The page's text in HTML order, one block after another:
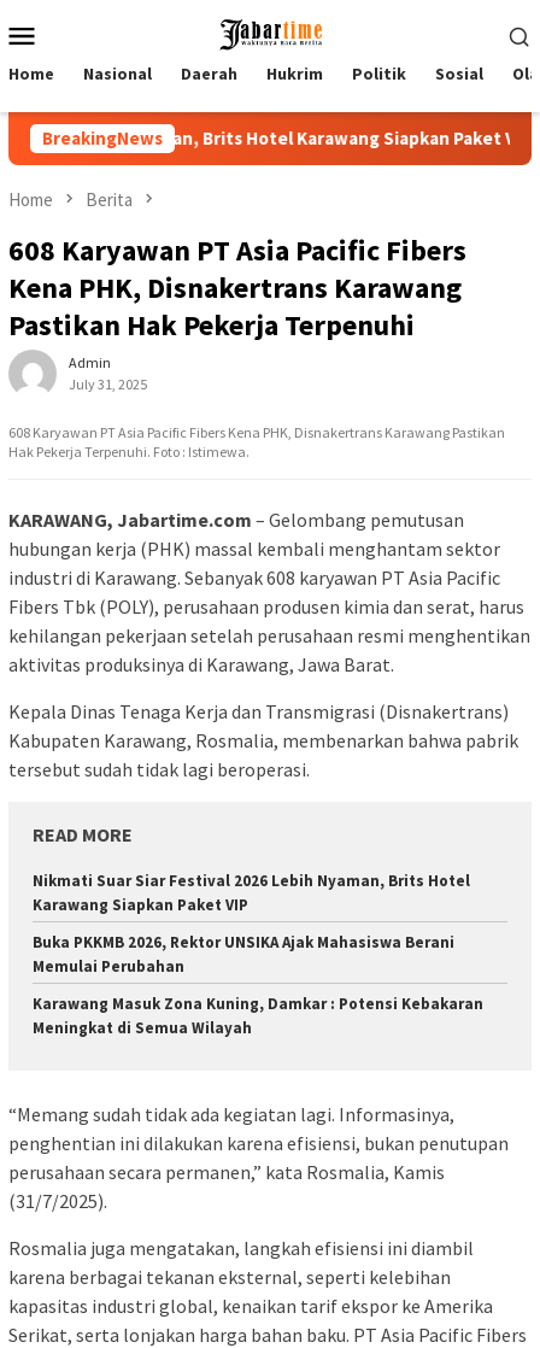
to
Menu
Home Nasional Daerah Hukrim Politik Sosial
BreakingNews
Lebih Nyaman, Brits Hotel Karawang Siapkan Paket VIP
Home Berita
608 Karyawan PT Asia Pacific Fibers
Kena PHK, Disnakertrans Karawang
Pastikan Hak Pekerja Terpenuhi
Admin
July 31, 2025
608 Karyawan PT Asia Pacific Fibers Kena PHK, Disnakertrans Karawang Pastikan
Hak Pekerja Terpenuhi. Foto : Istimewa.
KARAWANG, Jabartime.com – Gelombang pemutusan
hubungan kerja (PHK) massal kembali menghantam sektor
industri di Karawang. Sebanyak 608 karyawan PT Asia Pacific
Fibers Tbk (POLY), perusahaan produsen kimia dan serat, harus
kehilangan pekerjaan setelah perusahaan resmi menghentikan
aktivitas produksinya di Karawang, Jawa Barat.
Kepala Dinas Tenaga Kerja dan Transmigrasi (Disnakertrans)
Kabupaten Karawang, Rosmalia, membenarkan bahwa pabrik
tersebut sudah tidak lagi beroperasi.
READ MORE
Nikmati Suar Siar Festival 2026 Lebih Nyaman, Brits Hotel
Karawang Siapkan Paket VIP
Buka PKKMB 2026, Rektor UNSIKA Ajak Mahasiswa Berani
Memulai Perubahan
Karawang Masuk Zona Kuning, Damkar : Potensi Kebakaran
Meningkat di Semua Wilayah
“Memang sudah tidak ada kegiatan lagi. Informasinya,
penghentian ini dilakukan karena efisiensi, bukan penutupan
perusahaan secara permanen,” kata Rosmalia, Kamis
(31/7/2025).
Rosmalia juga mengatakan, langkah efisiensi ini diambil
karena berbagai tekanan eksternal, seperti kelebihan
kapasitas industri global, kenaikan tarif ekspor ke Amerika
Serikat, serta lonjakan harga bahan baku. PT Asia Pacific Fibers